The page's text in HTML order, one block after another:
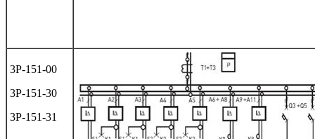
3Р-151-00
3Р-151-30
3Р-151-31